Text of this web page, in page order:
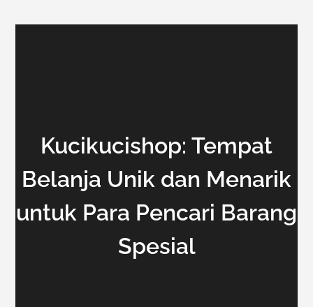
Kucikucishop: Tempat
Belanja Unik dan Menarik
untuk Para Pencari Barang
Spesial